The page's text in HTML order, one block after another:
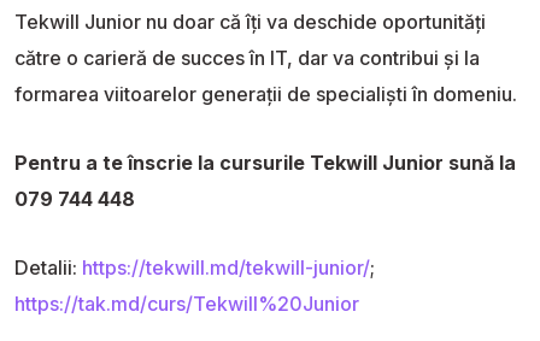
Tekwill Junior nu doar că îți va deschide oportunități
către o carieră de succes în IT, dar va contribui și la
formarea viitoarelor generații de specialiști în domeniu.
Pentru a te înscrie la cursurile Tekwill Junior sună la
079 744 448
Detalii: https://tekwill.md/tekwill-junior/;
https://tak.md/curs/Tekwill%20Junior